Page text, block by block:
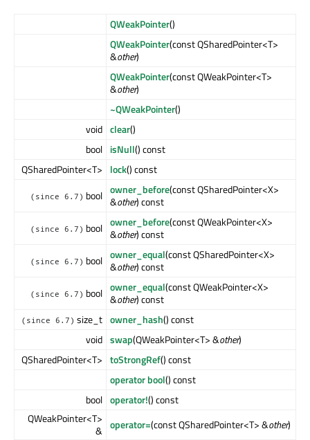
QWeakPointer()
QWeakPointer(const QSharedPointer<T>
&other)
QWeakPointer(const QWeakPointer<T>
&other)
~QWeakPointer()
void clear()
bool isNull() const
QSharedPointer<T>
lock() const
(since 6.7) bool owner_before(const QSharedPointer<X>
&other) const
(since 6.7) bool owner_before(const QWeakPointer<X>
&other) const
(since 6.7) bool owner_equal(const QSharedPointer<X>
&other) const
(since 6.7) bool owner_equal(const QWeakPointer<X>
&other) const
(since 6.7) size_t owner_hash() const
void swap(QWeakPointer<T> &other)
QSharedPointer<T> toStrongRef() const
operator bool() const
bool operator!() const
QWeakPointer<T>
& operator=(const QSharedPointer<T> &other)